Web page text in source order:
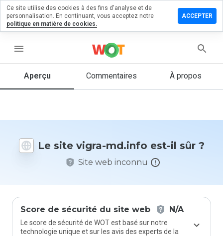
menu
Aperçu Commentaires À propos
Le site vigra-md.info est-il sûr ?
Site web inconnu
Score de sécurité du site web N/A
Le score de sécurité de WOT est basé sur notre
technologie unique et sur les avis des experts de la
un
1 et 5
vous à ce
site ?
Ce site utilise des cookies à des fins d'analyse et de
personnalisation. En continuant, vous acceptez notre
politique en matière de cookies.
ACCEPTER